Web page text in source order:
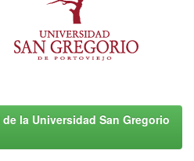
la Universidad San Gregorio